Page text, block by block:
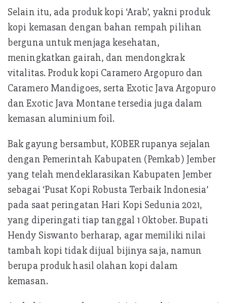
Selain itu, ada produk kopi ‘Arab’, yakni produk
kopi kemasan dengan bahan rempah pilihan
berguna untuk menjaga kesehatan,
meningkatkan gairah, dan mendongkrak
vitalitas. Produk kopi Caramero Argopuro dan
Caramero Mandigoes, serta Exotic Java Argopuro
dan Exotic Java Montane tersedia juga dalam
kemasan aluminium foil.
Bak gayung bersambut, KOBER rupanya sejalan
dengan Pemerintah Kabupaten (Pemkab) Jember
yang telah mendeklarasikan Kabupaten Jember
sebagai ‘Pusat Kopi Robusta Terbaik Indonesia’
pada saat peringatan Hari Kopi Sedunia 2021,
yang diperingati tiap tanggal 1 Oktober. Bupati
Hendy Siswanto berharap, agar memiliki nilai
tambah kopi tidak dijual bijinya saja, namun
berupa produk hasil olahan kopi dalam
kemasan.